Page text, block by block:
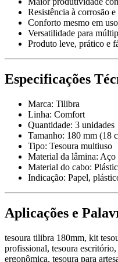
Resistência à corrosão
Conforto mesmo em
Versatilidade para
Produto leve, prático e
Especificações
Marca: Tilibra
Linha: Comfort
Quantidade: 3 unidades
Tamanho: 180 mm (18
Tipo: Tesoura multiuso
Material da lâmina:
Material do cabo:
Indicação: Papel,
Aplicações e
tesoura tilibra 180mm, kit
profissional, tesoura escritório,
ergonômica, tesoura para